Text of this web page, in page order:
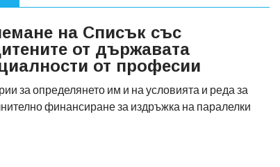
на Списък със
от държавата
от професии
за определянето им и на условията и реда за
финансиране за издръжка на паралелки